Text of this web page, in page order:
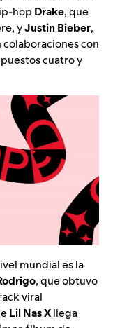
hop Drake, que
yJustin Bieber,
con
cuatro y
mundial es la
, que obtuvo
viral
Lil Nas Xllega